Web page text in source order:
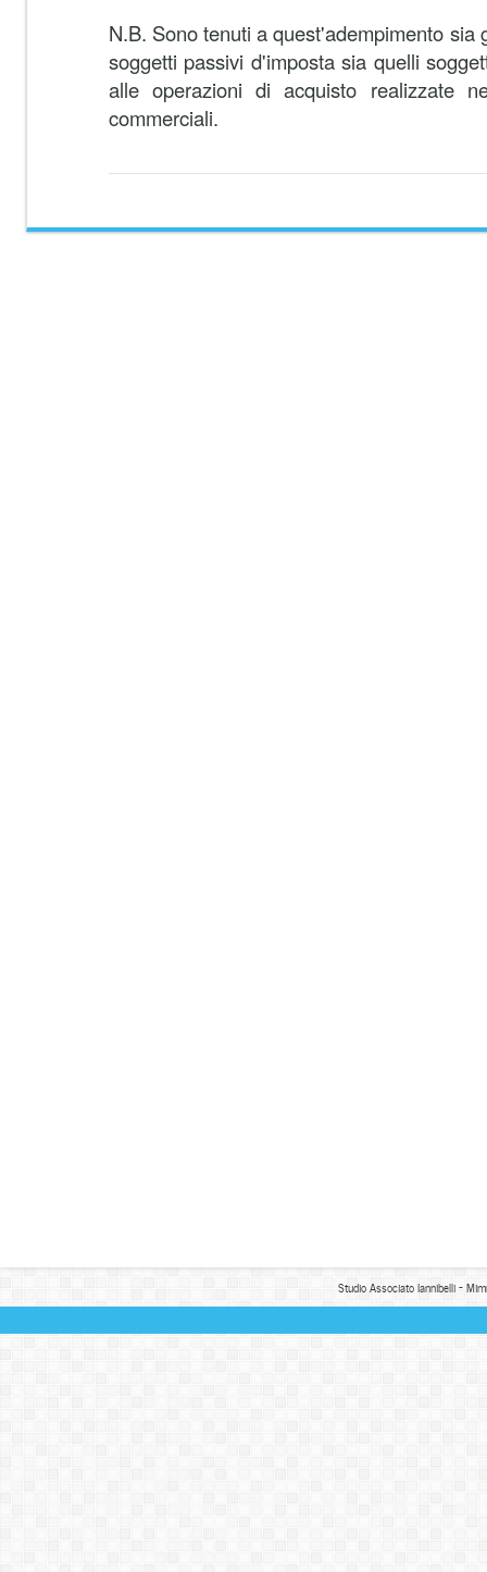
N.B. Sono tenuti a quest'adempimento sia
soggetti passivi d'imposta sia quelli
alle operazioni di acquisto realizzate
commerciali.
Studio Associato Iannibelli -